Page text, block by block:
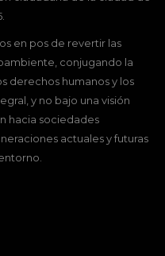
en pos de revertir las
conjugando la
derechos humanos y los
y no bajo una visión
hacia sociedades
actuales y futuras